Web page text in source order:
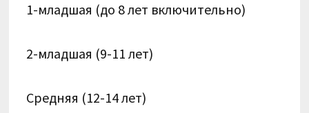
1-младшая (до 8 лет включительно)
2-младшая (9-11 лет)
Средняя (12-14 лет)